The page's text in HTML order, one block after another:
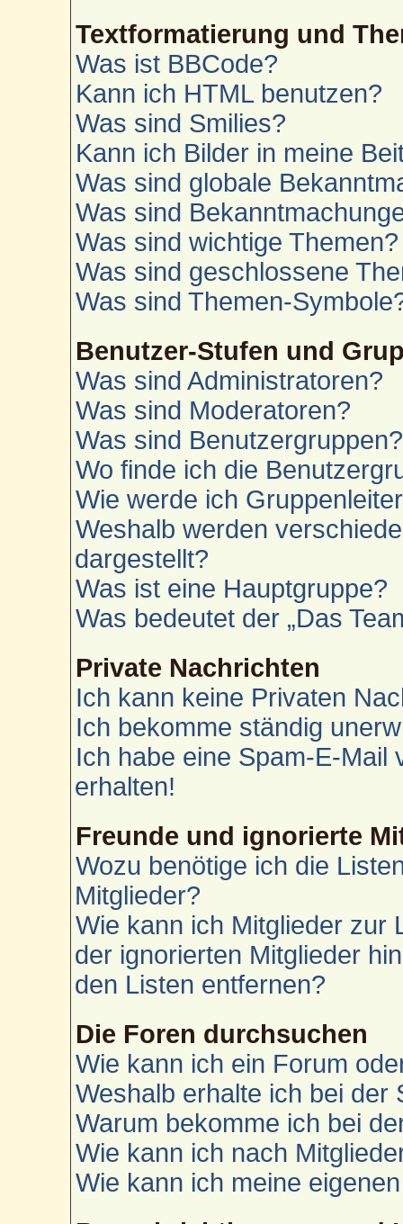
Textformatierung und
Was ist BBCode?
Kann ich HTML benutzen?
Was sind Smilies?
Kann ich Bilder in meine
Was sind globale
Was sind
Was sind wichtige Themen?
Was sind geschlossene
Was sind Themen-
Benutzer-Stufen und
Was sind Administratoren?
Was sind Moderatoren?
Was sind Benutzergruppen?
Wo finde ich die
Wie werde ich
Weshalb werden
dargestellt?
Was ist eine Hauptgruppe?
Was bedeutet der „Das
Private Nachrichten
Ich kann keine Privaten
Ich bekomme ständig
Ich habe eine Spam-E-Mail
erhalten!
Freunde und ignorierte
Wozu benötige ich die
Mitglieder?
Wie kann ich Mitglieder zur
der ignorierten Mitglieder
den Listen entfernen?
Die Foren durchsuchen
Wie kann ich ein Forum
Weshalb erhalte ich bei der
Warum bekomme ich bei
Wie kann ich nach
Wie kann ich meine